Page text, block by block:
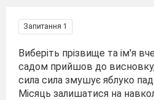
Запитання 1
Виберіть прізвище та ім'я
садом прийшов до
сила сила змушує яблуко
Місяць залишатися на